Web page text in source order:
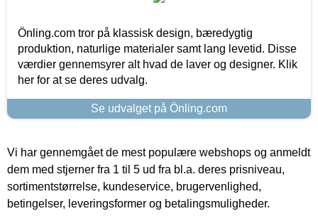
Önling.com tror på klassisk design, bæredygtig
produktion, naturlige materialer samt lang levetid. Disse
værdier gennemsyrer alt hvad de laver og designer. Klik
her for at se deres udvalg.
Se udvalget på Önling.com
Vi har gennemgået de mest populære webshops og anmeldt
dem med stjerner fra 1 til 5 ud fra bl.a. deres prisniveau,
sortimentstørrelse, kundeservice, brugervenlighed,
betingelser, leveringsformer og betalingsmuligheder.